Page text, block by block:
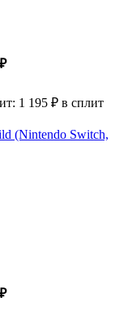
1 195 ₽ в сплит
(Nintendo Switch,